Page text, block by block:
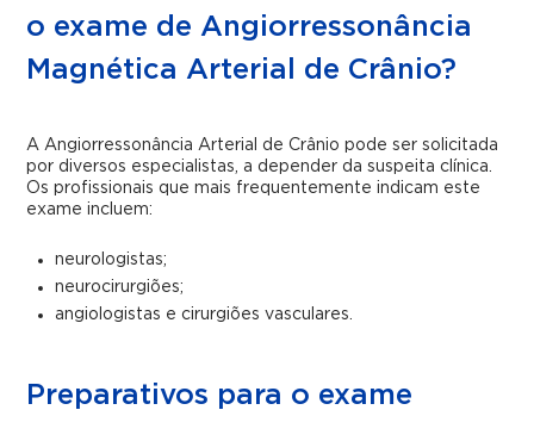
o exame de Angiorressonância
Magnética Arterial de Crânio?
A Angiorressonância Arterial de Crânio pode ser solicitada
por diversos especialistas, a depender da suspeita clínica.
Os profissionais que mais frequentemente indicam este
exame incluem:
neurologistas;
neurocirurgiões;
angiologistas e cirurgiões vasculares.
Preparativos para o exame